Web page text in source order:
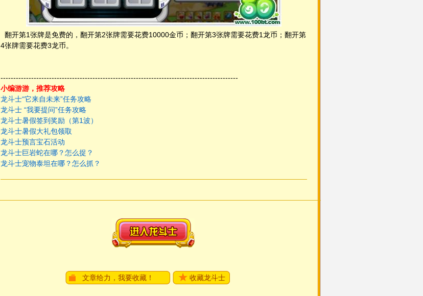
翻开第1张牌是免费的，翻开第2张牌需要花费10000金币；翻开第3张牌需要花费1龙币；翻开第
4张牌需要花费3龙币。
---------------------------------------------------------------------------------------------
小编游游，推荐攻略
龙斗士“它来自未来”任务攻略
龙斗士 “我要提问”任务攻略
龙斗士暑假签到奖励（第1波）
龙斗士暑假大礼包领取
龙斗士预言宝石活动
龙斗士巨岩蛇在哪？怎么捉 ？
龙斗士宠物泰坦在哪？怎么抓 ？
文章给力，我要收藏！ 收藏龙斗士